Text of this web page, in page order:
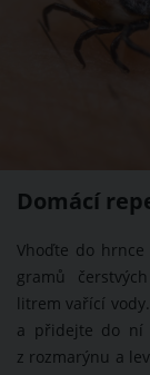
Domácí
Vhoďte do
gramů
litrem vařící
a přidejte do ní
z rozmarýnu a